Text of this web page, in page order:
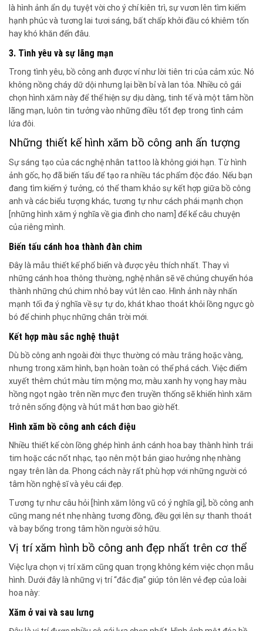
là hình ảnh ẩn dụ tuyệt vời cho ý chí kiên trì, sự vươn lên tìm kiếm
hạnh phúc và tương lai tươi sáng, bất chấp khởi đầu có khiêm tốn
hay khó khăn đến đâu.
3. Tình yêu và sự lãng mạn
Trong tình yêu, bồ công anh được ví như lời tiên tri của cảm xúc. Nó
không nồng cháy dữ dội nhưng lại bền bỉ và lan tỏa. Nhiều cô gái
chọn hình xăm này để thể hiện sự dịu dàng, tinh tế và một tâm hồn
lãng mạn, luôn tin tưởng vào những điều tốt đẹp trong tình cảm
lứa đôi.
Những thiết kế hình xăm bồ công anh ấn tượng
Sự sáng tạo của các nghệ nhân tattoo là không giới hạn. Từ hình
ảnh gốc, họ đã biến tấu để tạo ra nhiều tác phẩm độc đáo. Nếu bạn
đang tìm kiếm ý tưởng, có thể tham khảo sự kết hợp giữa bồ công
anh và các biểu tượng khác, tương tự như cách phái mạnh chọn
[những hình xăm ý nghĩa về gia đình cho nam] để kể câu chuyện
của riêng mình.
Biến tấu cánh hoa thành đàn chim
Đây là mẫu thiết kế phổ biến và được yêu thích nhất. Thay vì
những cánh hoa thông thường, nghệ nhân sẽ vẽ chúng chuyển hóa
thành những chú chim nhỏ bay vút lên cao. Hình ảnh này nhấn
mạnh tối đa ý nghĩa về sự tự do, khát khao thoát khỏi lồng ngực gò
bó để chinh phục những chân trời mới.
Kết hợp màu sắc nghệ thuật
Dù bồ công anh ngoài đời thực thường có màu trắng hoặc vàng,
nhưng trong xăm hình, bạn hoàn toàn có thể phá cách. Việc điểm
xuyết thêm chút màu tím mộng mơ, màu xanh hy vọng hay màu
hồng ngọt ngào trên nền mực đen truyền thống sẽ khiến hình xăm
trở nên sống động và hút mắt hơn bao giờ hết.
Hình xăm bồ công anh cách điệu
Nhiều thiết kế còn lồng ghép hình ảnh cánh hoa bay thành hình trái
tim hoặc các nốt nhạc, tạo nên một bản giao hưởng nhẹ nhàng
ngay trên làn da. Phong cách này rất phù hợp với những người có
tâm hồn nghệ sĩ và yêu cái đẹp.
Tương tự như câu hỏi [hình xăm lông vũ có ý nghĩa gì], bồ công anh
cũng mang nét nhẹ nhàng tương đồng, đều gợi lên sự thanh thoát
và bay bổng trong tâm hồn người sở hữu.
Vị trí xăm hình bồ công anh đẹp nhất trên cơ thể
Việc lựa chọn vị trí xăm cũng quan trọng không kém việc chọn mẫu
hình. Dưới đây là những vị trí “đắc địa” giúp tôn lên vẻ đẹp của loài
hoa này:
Xăm ở vai và sau lưng